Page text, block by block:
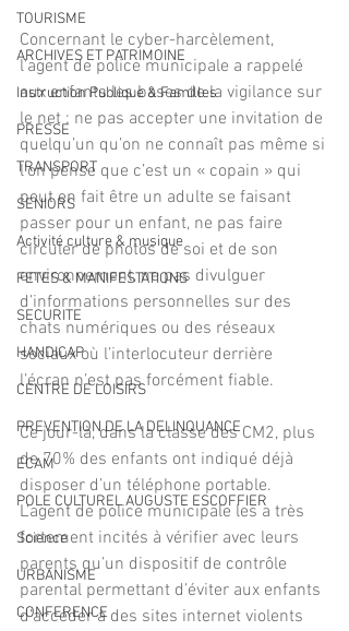
TOURISME
ARCHIVES ET PATRIMOINE
Instruction Publique & Familles
PRESSE
TRANSPORT
SENIORS
Activité culture & musique
FETES & MANIFESTATIONS
SECURITE
HANDICAP
CENTRE DE LOISIRS
PREVENTION DE LA DELINQUANCE
ECAM
POLE CULTUREL AUGUSTE ESCOFFIER
Science
URBANISME
CONFERENCE
Concernant le cyber-harcèlement,
l’agent de police municipale a rappelé
aux enfants les bases de la vigilance sur
le net : ne pas accepter une invitation de
quelqu’un qu’on ne connaît pas même si
l’on pense que c’est un « copain » qui
peut en fait être un adulte se faisant
passer pour un enfant, ne pas faire
circuler de photos de soi et de son
environnement, ne pas divulguer
d’informations personnelles sur des
chats numériques ou des réseaux
sociaux où l’interlocuteur derrière
l’écran n’est pas forcément fiable.
Ce jour-là, dans la classe des CM2, plus
de 70% des enfants ont indiqué déjà
disposer d’un téléphone portable.
L’agent de police municipale les a très
fortement incités à vérifier avec leurs
parents qu’un dispositif de contrôle
parental permettant d’éviter aux enfants
d’accéder à des sites internet violents